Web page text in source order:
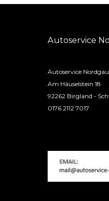
Autoservice
Autoservice
Am Häuselstein 18
92262 Birgland -
0176 2112 7017